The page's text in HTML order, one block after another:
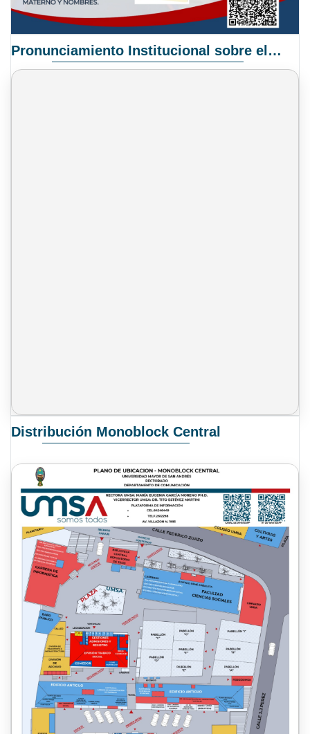
Pronunciamiento Institucional sobre el Proyecto de Ley N° 068/2025-2026 C.S.
Distribución Monoblock Central